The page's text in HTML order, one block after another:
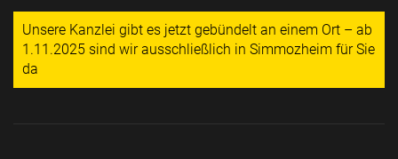
Unsere Kanzlei gibt es jetzt gebündelt an einem Ort – ab
1.11.2025 sind wir ausschließlich in Simmozheim für Sie
da